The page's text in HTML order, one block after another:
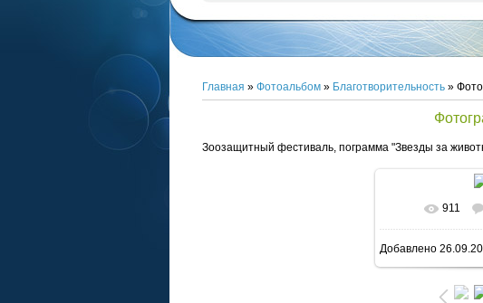
Главная » Фотоальбом » Благотворительность »
Зоозащитный фестиваль, пограмма "Звезды за
В реальном
911
Добавлено